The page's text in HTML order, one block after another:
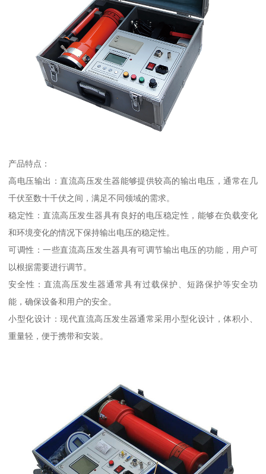
产品特点：
高电压输出：直流高压发生器能够提供较高的输出电压，通常在几
千伏至数十千伏之间，满足不同领域的需求。
稳定性：直流高压发生器具有良好的电压稳定性，能够在负载变化
和环境变化的情况下保持输出电压的稳定性。
可调性：一些直流高压发生器具有可调节输出电压的功能，用户可
以根据需要进行调节。
安全性：直流高压发生器通常具有过载保护、短路保护等安全功
能，确保设备和用户的安全。
小型化设计：现代直流高压发生器通常采用小型化设计，体积小、
重量轻，便于携带和安装。